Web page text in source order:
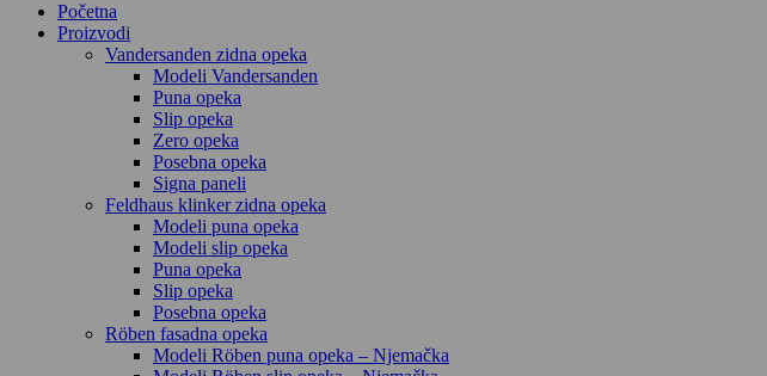
Početna
Proizvodi
Vandersanden zidna opeka
Modeli Vandersanden
Puna opeka
Slip opeka
Zero opeka
Posebna opeka
Signa paneli
Feldhaus klinker zidna opeka
Modeli puna opeka
Modeli slip opeka
Puna opeka
Slip opeka
Posebna opeka
Röben fasadna opeka
Modeli Röben puna opeka – Njemačka